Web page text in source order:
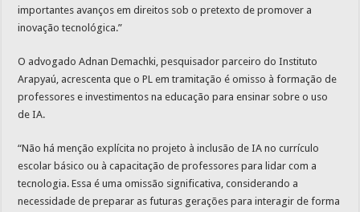
importantes avanços em direitos sob o pretexto de promover a
inovação tecnológica.”
O advogado Adnan Demachki, pesquisador parceiro do Instituto
Arapyaú, acrescenta que o PL em tramitação é omisso à formação de
professores e investimentos na educação para ensinar sobre o uso
de IA.
“Não há menção explícita no projeto à inclusão de IA no currículo
escolar básico ou à capacitação de professores para lidar com a
tecnologia. Essa é uma omissão significativa, considerando a
necessidade de preparar as futuras gerações para interagir de forma